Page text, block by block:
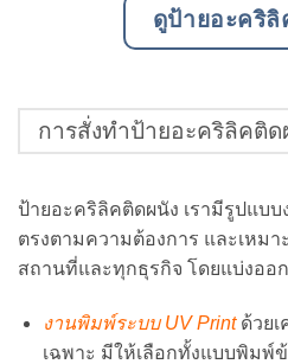
ดูป้ายอะคริลิ
การสั่งทำป้ายอะคริลิคติด
ป้ายอะคริลิคติดผนัง เรามีรูปแบบ
ตรงตามความต้องการ และเหม
สถานที่และทุกธุรกิจ โดยแบ่งออ
งานพิมพ์ระบบ UV Printด้วยเ
เฉพาะ มีให้เลือกทั้งแบบพิม